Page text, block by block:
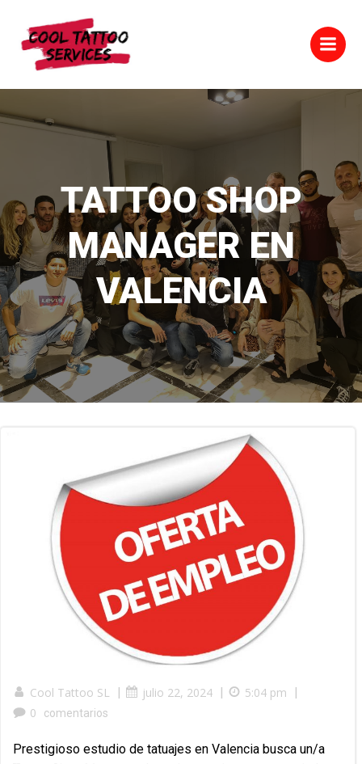
TATTOO SHOP
MANAGER EN
VALENCIA
Cool Tattoo SL | julio 22, 2024 | 5:04 pm
|
0
comentarios
Prestigioso estudio de tatuajes en Valencia busca un/a